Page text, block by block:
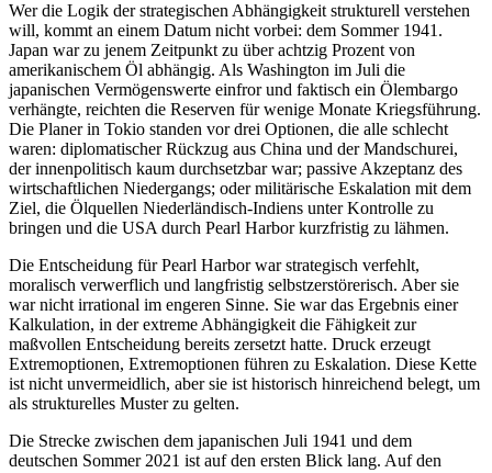
Wer die Logik der strategischen Abhängigkeit strukturell verstehen
will, kommt an einem Datum nicht vorbei: dem Sommer 1941.
Japan war zu jenem Zeitpunkt zu über achtzig Prozent von
amerikanischem Öl abhängig. Als Washington im Juli die
japanischen Vermögenswerte einfror und faktisch ein Ölembargo
verhängte, reichten die Reserven für wenige Monate Kriegsführung.
Die Planer in Tokio standen vor drei Optionen, die alle schlecht
waren: diplomatischer Rückzug aus China und der Mandschurei,
der innenpolitisch kaum durchsetzbar war; passive Akzeptanz des
wirtschaftlichen Niedergangs; oder militärische Eskalation mit dem
Ziel, die Ölquellen Niederländisch-Indiens unter Kontrolle zu
bringen und die USA durch Pearl Harbor kurzfristig zu lähmen.
Die Entscheidung für Pearl Harbor war strategisch verfehlt,
moralisch verwerflich und langfristig selbstzerstörerisch. Aber sie
war nicht irrational im engeren Sinne. Sie war das Ergebnis einer
Kalkulation, in der extreme Abhängigkeit die Fähigkeit zur
maßvollen Entscheidung bereits zersetzt hatte. Druck erzeugt
Extremoptionen, Extremoptionen führen zu Eskalation. Diese Kette
ist nicht unvermeidlich, aber sie ist historisch hinreichend belegt, um
als strukturelles Muster zu gelten.
Die Strecke zwischen dem japanischen Juli 1941 und dem
deutschen Sommer 2021 ist auf den ersten Blick lang. Auf den